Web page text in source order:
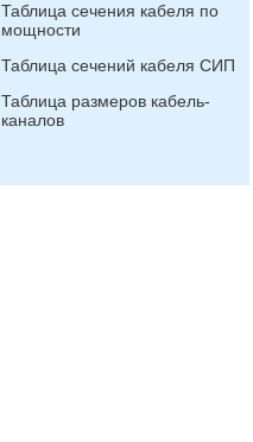
Таблица сечения кабеля по
мощности
Таблица сечений кабеля СИП
Таблица размеров кабель-
каналов